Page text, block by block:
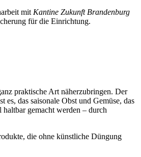
mit Kantine Zukunft Brandenburg
für die Einrichtung.
praktische Art näherzubringen. Der
das saisonale Obst und Gemüse, das
gemacht werden – durch
die ohne künstliche Düngung